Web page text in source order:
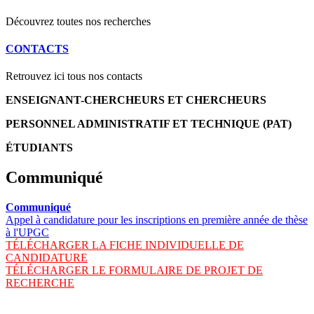
Découvrez toutes nos recherches
CONTACTS
Retrouvez ici tous nos contacts
ENSEIGNANT-CHERCHEURS ET CHERCHEURS
PERSONNEL ADMINISTRATIF ET TECHNIQUE (PAT)
ÉTUDIANTS
Communiqué
Communiqué
Appel à candidature pour les inscriptions en première année de thèse
à l'UPGC
TÉLÉCHARGER LA FICHE INDIVIDUELLE DE
CANDIDATURE
TÉLÉCHARGER LE FORMULAIRE DE PROJET DE
RECHERCHE